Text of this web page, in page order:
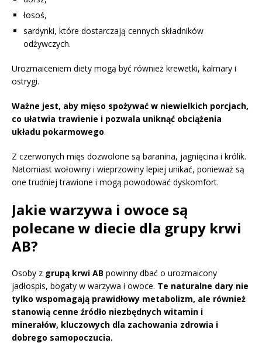
łosoś,
sardynki, które dostarczają cennych składników
odżywczych.
Urozmaiceniem diety mogą być również krewetki, kalmary i
ostrygi.
Ważne jest, aby mięso spożywać w niewielkich porcjach,
co ułatwia trawienie i pozwala uniknąć obciążenia
układu pokarmowego.
Z czerwonych mięs dozwolone są baranina, jagnięcina i królik.
Natomiast wołowiny i wieprzowiny lepiej unikać, ponieważ są
one trudniej trawione i mogą powodować dyskomfort.
Jakie warzywa i owoce są
polecane w diecie dla grupy krwi
AB?
Osoby z grupą krwi AB powinny dbać o urozmaicony
jadłospis, bogaty w warzywa i owoce. Te naturalne dary nie
tylko wspomagają prawidłowy metabolizm, ale również
stanowią cenne źródło niezbędnych witamin i
minerałów, kluczowych dla zachowania zdrowia i
dobrego samopoczucia.